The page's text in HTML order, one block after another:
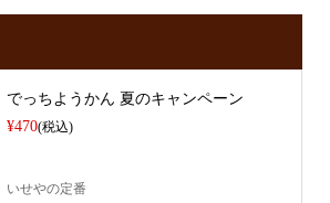
でっちようかん 夏のキャンペーン
¥470(税込)
いせやの定番